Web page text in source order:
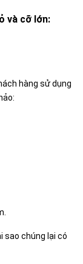
và cỡ lớn:
hàng sử dụng
sao chúng lại có